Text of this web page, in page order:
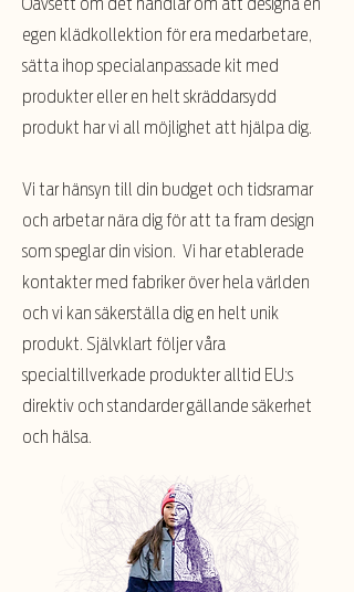
egen klädkollektion för era medarbetare,
sätta ihop specialanpassade kit med
produkter eller en helt skräddarsydd
produkt har vi all möjlighet att hjälpa dig.
Vi tar hänsyn till din budget och tidsramar
och arbetar nära dig för att ta fram design
som speglar din vision. Vi har etablerade
kontakter med fabriker över hela världen
och vi kan säkerställa dig en helt unik
produkt. Självklart följer våra
specialtillverkade produkter alltid EU:s
direktiv och standarder gällande säkerhet
och hälsa.